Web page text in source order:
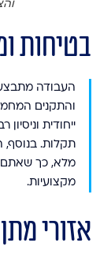
בטיחות
העבודה
והתקנים
ייחודית
תקלות. בנוסף,
מלא, כך שאתם
מקצועיות.
אזורי